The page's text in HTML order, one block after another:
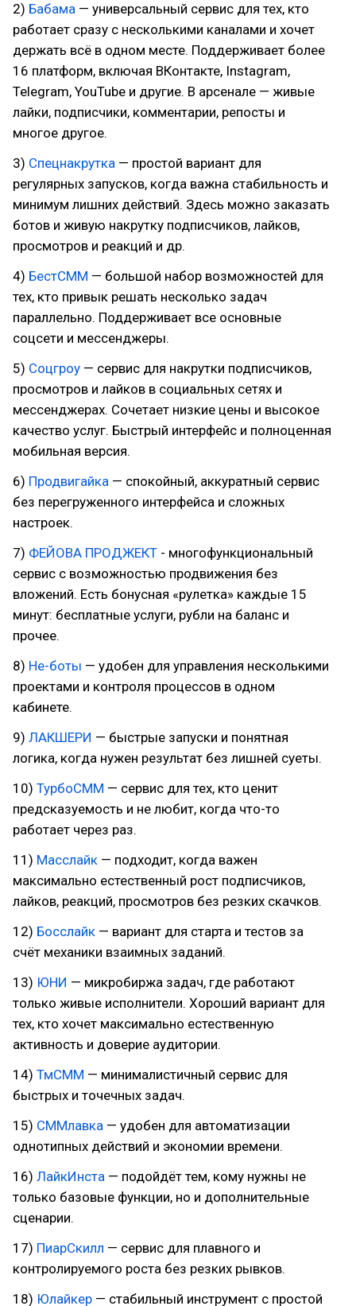
2) Бабама — универсальный сервис для тех, кто
работает сразу с несколькими каналами и хочет
держать всё в одном месте. Поддерживает более
16 платформ, включая ВКонтакте, Instagram,
Telegram, YouTube и другие. В арсенале — живые
лайки, подписчики, комментарии, репосты и
многое другое.
3) Спецнакрутка — простой вариант для
регулярных запусков, когда важна стабильность и
минимум лишних действий. Здесь можно заказать
ботов и живую накрутку подписчиков, лайков,
просмотров и реакций и др.
4) БестСММ — большой набор возможностей для
тех, кто привык решать несколько задач
параллельно. Поддерживает все основные
соцсети и мессенджеры.
5) Соцгроу — сервис для накрутки подписчиков,
просмотров и лайков в социальных сетях и
мессенджерах. Сочетает низкие цены и высокое
качество услуг. Быстрый интерфейс и полноценная
мобильная версия.
6) Продвигайка — спокойный, аккуратный сервис
без перегруженного интерфейса и сложных
настроек.
7) ФЕЙОВА ПРОДЖЕКТ - многофункциональный
сервис с возможностью продвижения без
вложений. Есть бонусная «рулетка» каждые 15
минут: бесплатные услуги, рубли на баланс и
прочее.
8) Не-боты — удобен для управления несколькими
проектами и контроля процессов в одном
кабинете.
9) ЛАКШЕРИ — быстрые запуски и понятная
логика, когда нужен результат без лишней суеты.
10) ТурбоСММ — сервис для тех, кто ценит
предсказуемость и не любит, когда что-то
работает через раз.
11) Масслайк — подходит, когда важен
максимально естественный рост подписчиков,
лайков, реакций, просмотров без резких скачков.
12) Босслайк — вариант для старта и тестов за
счёт механики взаимных заданий.
13) ЮНИ — микробиржа задач, где работают
только живые исполнители. Хороший вариант для
тех, кто хочет максимально естественную
активность и доверие аудитории.
14) ТмСММ — минималистичный сервис для
быстрых и точечных задач.
15) СММлавка — удобен для автоматизации
однотипных действий и экономии времени.
16) ЛайкИнста — подойдёт тем, кому нужны не
только базовые функции, но и дополнительные
сценарии.
17) ПиарСкилл — сервис для плавного и
контролируемого роста без резких рывков.
18) Юлайкер — стабильный инструмент с простой